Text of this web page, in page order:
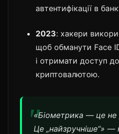
автентифікації в
2023: хакери
щоб обманути Face
і отримати доступ
криптовалютою.
«Біометрика — це не
Це „найзручніше“» —